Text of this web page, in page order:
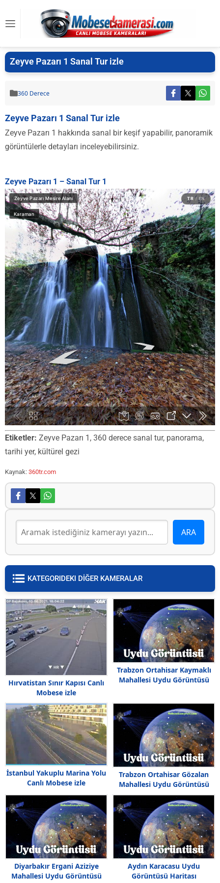
Zeyve Pazarı 1 Sanal Tur izle
360 Derece
Zeyve Pazarı 1 Sanal Tur izle
Zeyve Pazarı 1 hakkında sanal bir keşif yapabilir, panoramik
görüntülerle detayları inceleyebilirsiniz.
Zeyve Pazarı 1 – Sanal Tur 1
Etiketler: Zeyve Pazarı 1, 360 derece sanal tur, panorama,
tarihi yer, kültürel gezi
Kaynak: 360tr.com
KATEGORIDEKI DİĞER KAMERALAR
Hırvatistan Sınır Kapısı Canlı
Mobese izle
Trabzon Ortahisar Kaymaklı
Mahallesi Uydu Görüntüsü
İstanbul Yakuplu Marina Yolu
Canlı Mobese izle
Trabzon Ortahisar Gözalan
Mahallesi Uydu Görüntüsü
Diyarbakır Ergani Aziziye
Mahallesi Uydu Görüntüsü
Aydın Karacasu Uydu
Görüntüsü Haritası